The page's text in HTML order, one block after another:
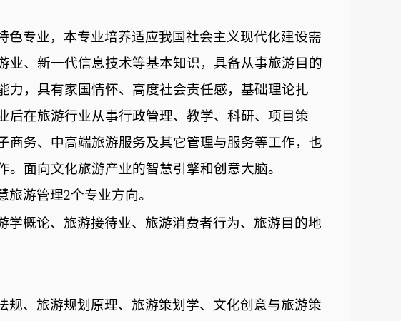
专业，本专业培养适应我国社会主义现代化建设需
、新一代信息技术等基本知识，具备从事旅游目的
，具有家国情怀、高度社会责任感，基础理论扎
后在旅游行业从事行政管理、教学、科研、项目策
务、中高端旅游服务及其它管理与服务等工作，也
面向文化旅游产业的智慧引擎和创意大脑。
旅游管理2个专业方向。
学概论、旅游接待业、旅游消费者行为、旅游目的地
规、旅游规划原理、旅游策划学、文化创意与旅游策